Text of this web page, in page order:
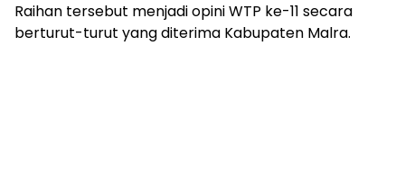
Raihan tersebut menjadi opini WTP ke-11 secara
berturut-turut yang diterima Kabupaten Malra.